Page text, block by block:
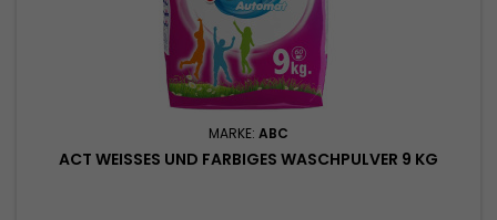
MARKE: ABC
ACT WEISSES UND FARBIGES WASCHPULVER 9 KG